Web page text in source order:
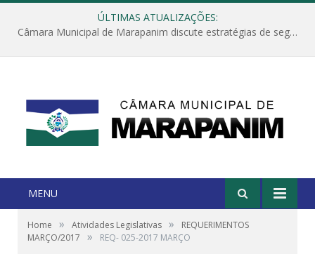
ÚLTIMAS ATUALIZAÇÕES:
Câmara Municipal de Marapanim discute estratégias de segurança com autoridades e poder executivo
MENU
Home » Atividades Legislativas »
REQUERIMENTOS
MARÇO/2017
» REQ- 025-2017 MARÇO